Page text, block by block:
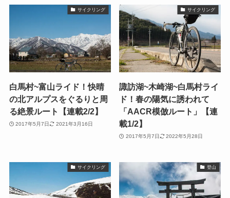
サイクリング
白馬村~富山ライド！快晴
の北アルプスをぐるりと周
る絶景ルート【連載2/2】
2017年5月7日 2021年3月16日
サイクリング
諏訪湖~木崎湖~白馬村ライ
ド！春の陽気に誘われて
「AACR模倣ルート」【連
載1/2】
2017年5月7日 2022年5月28日
サイクリング 登山